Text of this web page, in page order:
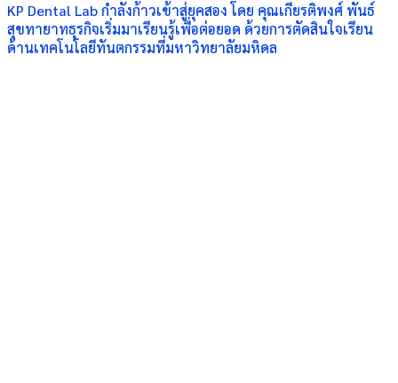
KP Dental Lab กำลังก้าวเข้าสู่ยุคสอง โดย คุณเกียรติพงศ์ พันธ์
สุขทายาทธุรกิจเริ่มมาเรียนรู้เพื่อต่อยอด ด้วยการตัดสินใจเรียน
ด้านเทคโนโลยีทันตกรรมที่มหาวิทยาลัยมหิดล